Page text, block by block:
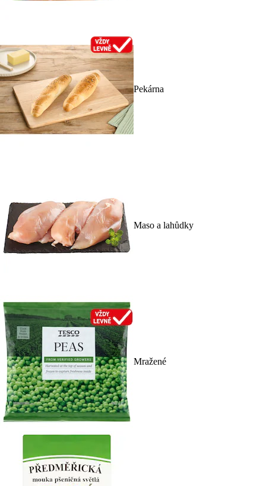
Pekárna
Maso a lahůdky
Mražené